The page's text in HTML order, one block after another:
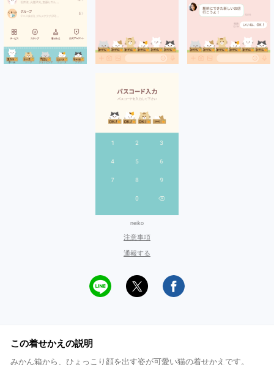
neiko
注意事項
通報する
この着せかえの説明
みかん箱から、ひょっこり顔を出す姿が可愛い猫の着せかえです。